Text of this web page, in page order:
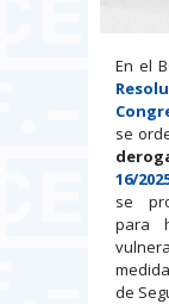
En el
se
16/
se
para
de